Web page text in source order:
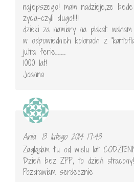
najlepszego! mam nadzieje,ze
zycia-czyli dlugo!!!!
dzieki za namiary na plakat.
w odpowiednich kolorach z
jutra ferie……….
1000 lat!
Joanna
Ania
13 lutego 2014 17:43
Zaglądam tu od wielu lat
Dzień bez ZPP, to dzień stracony!
Pozdrawiam serdecznie